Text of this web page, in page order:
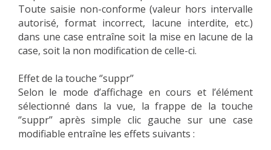
Toute saisie non-conforme (valeur hors intervalle
autorisé, format incorrect, lacune interdite, etc.)
dans une case entraîne soit la mise en lacune de la
case, soit la non modification de celle-ci.
Effet de la touche ‘’suppr’’
Selon le mode d’affichage en cours et l’élément
sélectionné dans la vue, la frappe de la touche
‘’suppr’’ après simple clic gauche sur une case
modifiable entraîne les effets suivants :